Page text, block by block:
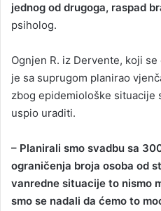
jednog od drugoga, raspad
psiholog.
Ognjen R. iz Dervente, koji
je sa suprugom planirao
zbog epidemiološke situacije
uspio uraditi.
– Planirali smo svadbu sa
ograničenja broja osoba od
vanredne situacije to nismo
smo se nadali da ćemo to